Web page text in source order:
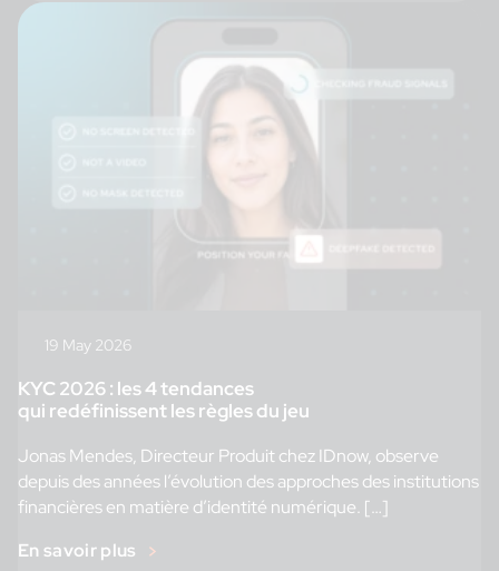
dans […]
19 May 2026
KYC 2026 : les 4 tendances
qui redéfinissent les règles du jeu
Jonas Mendes, Directeur Produit chez IDnow, observe
depuis des années l’évolution des approches des institutions
financières en matière d’identité numérique. […]
En savoir plus